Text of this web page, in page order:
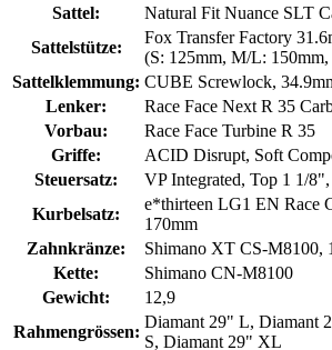
Sattel:
Natural Fit Nuance SLT
Sattelstütze:
Fox Transfer Factory
(S: 125mm, M/L:
Sattelklemmung: CUBE Screwlock,
Lenker:
Race Face Next R 35
Vorbau:
Race Face Turbine R 35
Griffe:
ACID Disrupt, Soft
Steuersatz:
VP Integrated, Top 1 1/
Kurbelsatz:
e*thirteen LG1 EN Race
170mm
Zahnkränze:
Shimano XT CS-M8100,
Kette:
Shimano CN-M8100
Gewicht:
12,9
Rahmengrössen:
Diamant 29" L, Diamant
S, Diamant 29" XL